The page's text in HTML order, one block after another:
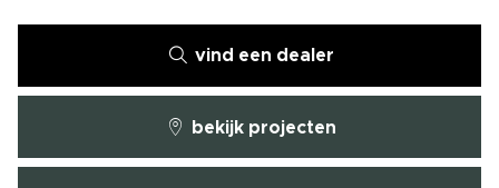
vind een dealer
bekijk projecten